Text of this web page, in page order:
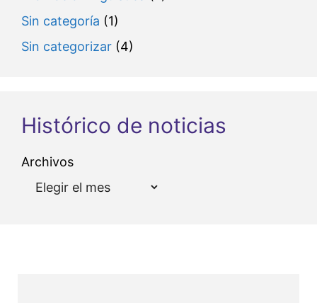
Sin categoría (1)
Sin categorizar (4)
Histórico de noticias
Archivos